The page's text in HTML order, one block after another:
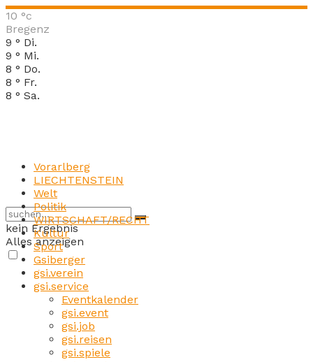
10 °c
Bregenz
9 ° Di.
9 ° Mi.
8 ° Do.
8 ° Fr.
8 ° Sa.
kein Ergebnis
Alles anzeigen
Vorarlberg
LIECHTENSTEIN
Welt
Politik
WIRTSCHAFT/RECHT
Kultur
Sport
Gsiberger
gsi.verein
gsi.service
Eventkalender
gsi.event
gsi.job
gsi.reisen
gsi.spiele